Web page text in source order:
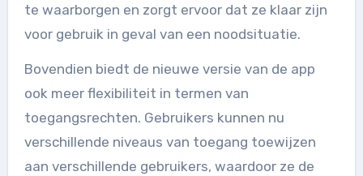
te waarborgen en zorgt ervoor dat ze klaar zijn
voor gebruik in geval van een noodsituatie.
Bovendien biedt de nieuwe versie van de app
ook meer flexibiliteit in termen van
toegangsrechten. Gebruikers kunnen nu
verschillende niveaus van toegang toewijzen
aan verschillende gebruikers, waardoor ze de